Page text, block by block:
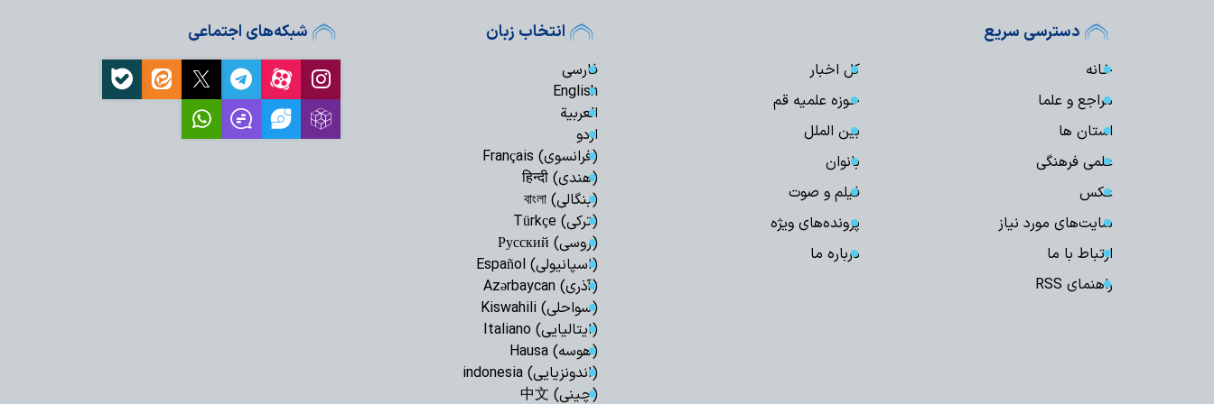
مسئولان است
مدیریت تنگه هرمز اهرم اقتدار جمهوری
رهبری حکیمانه مقام معظم رهبری،
تهدیدهای جهانی را به فرصت و انسجام…
مدیریت انرژی نیازمند پیش‌بینی و تدبیر
است
عقب‌نشینی دشمن و حفظ عزت و اقتدار…
است
کشور است
آمریکا در معادله قدرت مقابل ملت ایران و
جبهه مقاومت، شکست خورده است
دسترسی سریع
خانه
کل اخبار
مراجع و علما
حوزه علمیه قم
استان ها
بین الملل
علمی فرهنگی
بانوان
عکس
فیلم و صوت
سایت‌های مورد نیاز
پرونده‌های ویژه
ارتباط با ما
درباره ما
راهنمای RSS
انتخاب زبان
فارسی
English
العربیة
اردو
(فرانسوی) Français
(هندی) हिन्दी
(بنگالی) বাংলা
(ترکی) Türkçe
(روسی) Русский
(اسپانیولی) Español
(آذری) Azərbaycan
(سواحلی) Kiswahili
(ایتالیایی) Italiano
(هوسه) Hausa
(اندونزیایی) indonesia
(چینی) 中文
شبکه‌های اجتماعی